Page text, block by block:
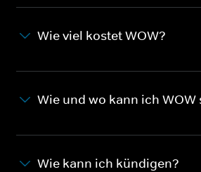
Wie viel kostet WOW?
Wie und wo kann ich WOW
Wie kann ich kündigen?